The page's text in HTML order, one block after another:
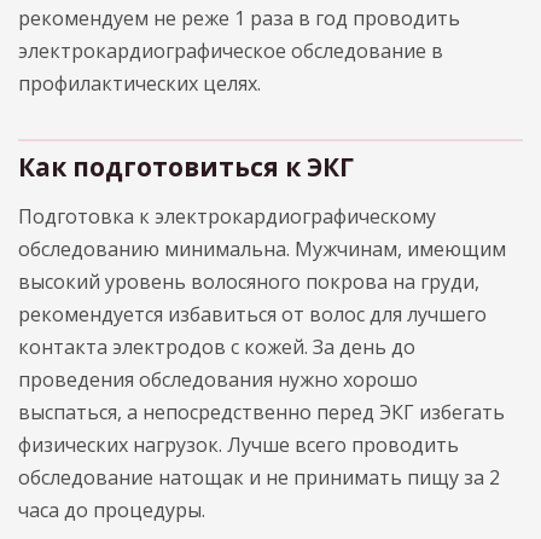
рекомендуем не реже 1 раза в год проводить
электрокардиографическое обследование в
профилактических целях.
Как подготовиться к ЭКГ
Подготовка к электрокардиографическому
обследованию минимальна. Мужчинам, имеющим
высокий уровень волосяного покрова на груди,
рекомендуется избавиться от волос для лучшего
контакта электродов с кожей. За день до
проведения обследования нужно хорошо
выспаться, а непосредственно перед ЭКГ избегать
физических нагрузок. Лучше всего проводить
обследование натощак и не принимать пищу за 2
часа до процедуры.